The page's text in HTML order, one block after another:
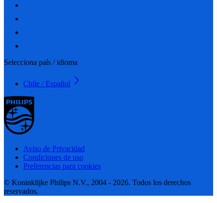
Selecciona país / idioma
Chile / Español
Aviso de Privacidad
Condiciones de uso
Preferencias para cookies
© Koninklijke Philips N.V., 2004 - 2026. Todos los derechos
reservados.